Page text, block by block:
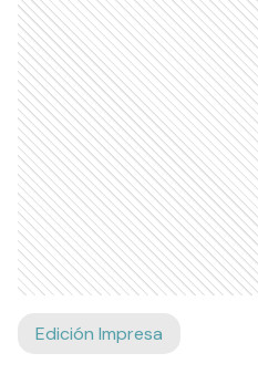
Edición Impresa